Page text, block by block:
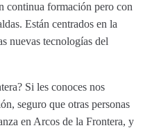
continua formación pero con
Están centrados en la
nuevas tecnologías del
Si les conoces nos
seguro que otras personas
en Arcos de la Frontera, y